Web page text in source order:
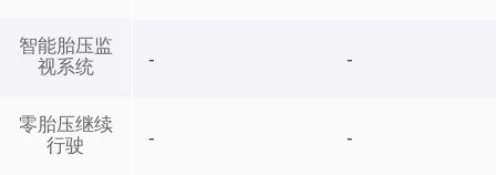
智能胎压监
视系统
零胎压继续
行驶
- -
- -